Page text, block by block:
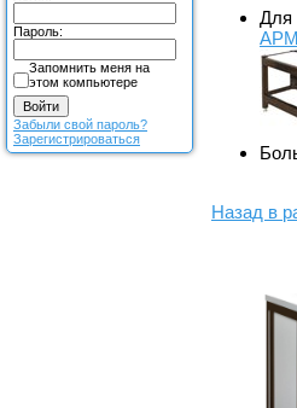
Пароль:
Запомнить меня на
этом компьютере
Забыли свой пароль?
Зарегистрироваться
Для
Назад в